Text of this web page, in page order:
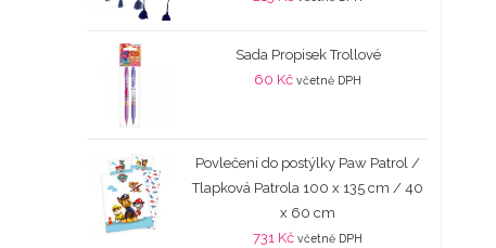
Sada Propisek Trollové
60 Kč včetně DPH
Povlečení do postýlky Paw Patrol /
Tlapková Patrola 100 x 135 cm / 40
x 60 cm
731 Kč včetně DPH